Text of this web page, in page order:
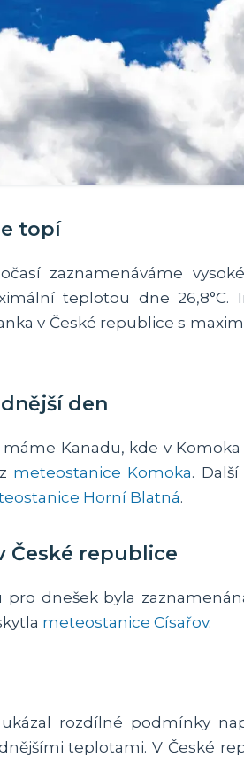
topí
zaznamenáváme
teplotou dne 26,8°C.
v České republice s
den
Kanadu, kde v
meteostanice Komoka.
Horní Blatná.
České republice
dnešek byla
meteostanice Císařov.
rozdílné podmínky
teplotami. V České